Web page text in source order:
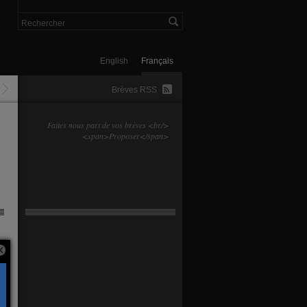
Français
English
Brèves RSS
Faites nous part de vos brèves <br/>
<span>Proposer</span>